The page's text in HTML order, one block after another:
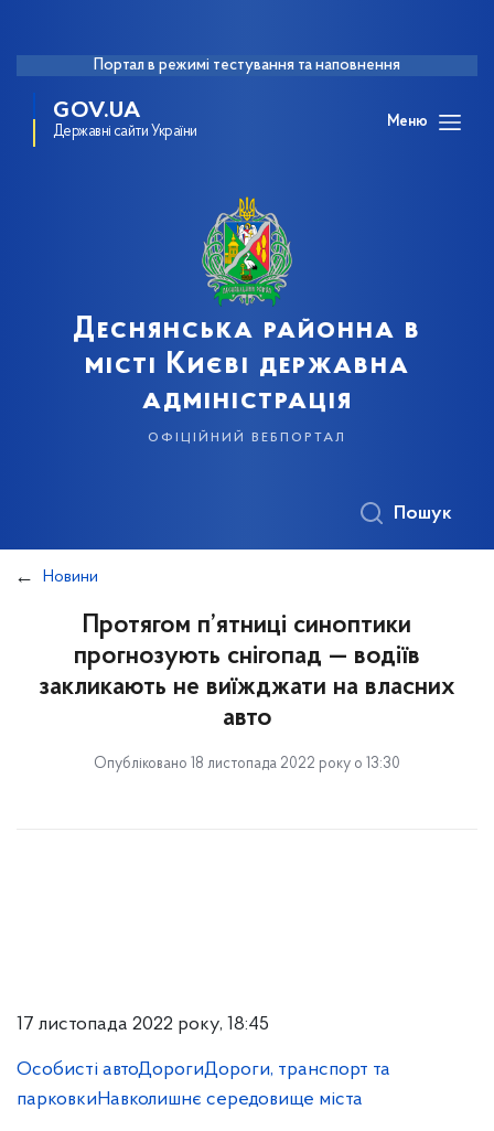
Портал в режимі тестування та наповнення
GOV.UA
Державні сайти України
Меню
Деснянська районна в
місті Києві державна
адміністрація
офіційний вебпортал
Пошук
Новини
Протягом п’ятниці синоптики
прогнозують снігопад — водіїв
закликають не виїжджати на власних
авто
Опубліковано 18 листопада 2022 року о 13:30
17 листопада 2022 року, 18:45
Особисті автоДорогиДороги, транспорт та
парковкиНавколишнє середовище міста